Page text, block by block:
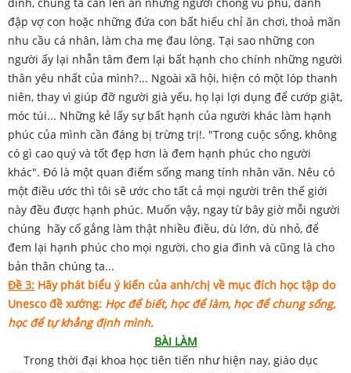
đập vợ con hoặc những đứa con bất hiếu chỉ ăn chơi, thoả mãn
nhu cầu cá nhân, làm cha mẹ đau lòng. Tại sao những con
người ấy lại nhẫn tâm đem lại bất hạnh cho chính những người
thân yêu nhất của mình?... Ngoài xã hội, hiện có một lóp thanh
niên, thay vì giúp đỡ người già yếu, họ lại lợi dụng để cướp giật,
móc túi... Những kẻ lấy sự bất hạnh của người khác làm hạnh
phúc của mình cần đáng bị trừng trị!. "Trong cuộc sống, không
có gì cao quý và tốt đẹp hơn là đem hạnh phúc cho người
khác". Đó là một quan điểm sống mang tính nhân văn. Nêu có
một điều ước thì tôi sẽ ước cho tất cả mọi người trên thế giới
này đều được hạnh phúc. Muốn vậy, ngay từ bây giờ mỗi người
chúng hãy cố gắng làm thật nhiều điều, dù lớn, dù nhỏ, để
đem lại hạnh phúc cho mọi người, cho gia đình và cũng là cho
bản thân chúng ta...
Đề 3: Hãy phát biểu ý kiến của anh/chị về mục đích học tập do
Unesco đề xướng: Học để biết, học để làm, học để chung sống,
học để tự khẳng định mình.
BÀI LÀM
Trong thời đại khoa học tiên tiến như hiện nay, giáo dục